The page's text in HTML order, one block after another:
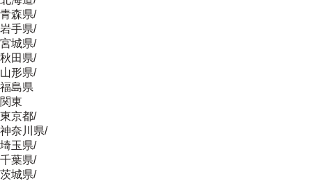
青森県/
岩手県/
宮城県/
秋田県/
山形県/
福島県
関東
東京都/
神奈川県/
埼玉県/
千葉県/
茨城県/